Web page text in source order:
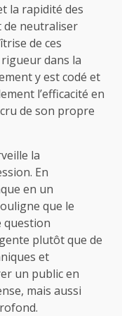
la rapidité des
de neutraliser
de ces
dans la
y est codé et
l’efficacité en
de son propre
la
En
en un
que le
question
plutôt que de
et
un public en
mais aussi